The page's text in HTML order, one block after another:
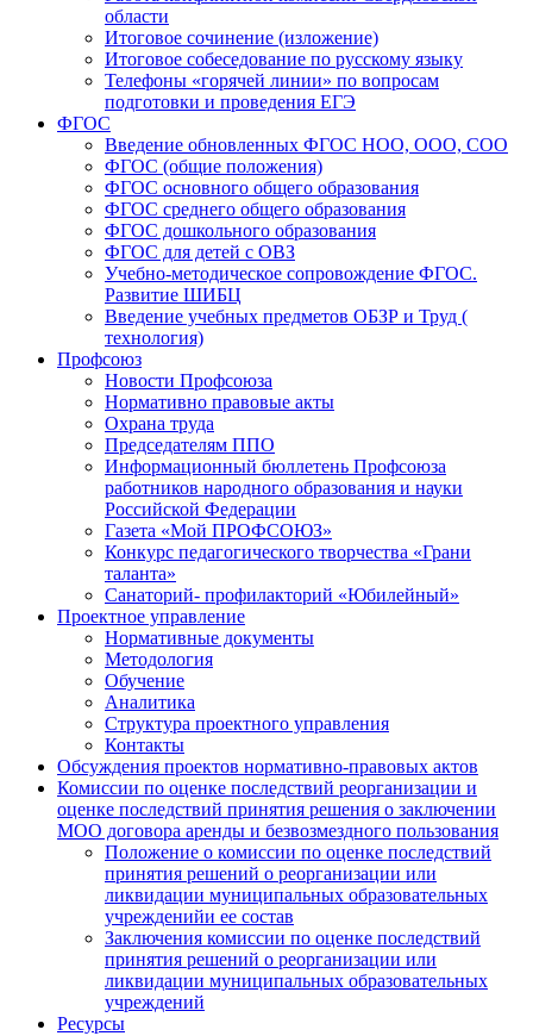
области
Итоговое сочинение (изложение)
Итоговое собеседование по русскому языку
Телефоны «горячей линии» по вопросам
подготовки и проведения ЕГЭ
ФГОС
Введение обновленных ФГОС НОО, ООО, СОО
ФГОС (общие положения)
ФГОС основного общего образования
ФГОС среднего общего образования
ФГОС дошкольного образования
ФГОС для детей с ОВЗ
Учебно-методическое сопровождение ФГОС.
Развитие ШИБЦ
Введение учебных предметов ОБЗР и Труд (
технология)
Профсоюз
Новости Профсоюза
Нормативно правовые акты
Охрана труда
Председателям ППО
Информационный бюллетень Профсоюза
работников народного образования и науки
Российской Федерации
Газета «Мой ПРОФСОЮЗ»
Конкурс педагогического творчества «Грани
таланта»
Санаторий- профилакторий «Юбилейный»
Проектное управление
Нормативные документы
Методология
Обучение
Аналитика
Структура проектного управления
Контакты
Обсуждения проектов нормативно-правовых актов
Комиссии по оценке последствий реорганизации и
оценке последствий принятия решения о заключении
МОО договора аренды и безвозмездного пользования
Положение о комиссии по оценке последствий
принятия решений о реорганизации или
ликвидации муниципальных образовательных
учрежденийи ее состав
Заключения комиссии по оценке последствий
принятия решений о реорганизации или
ликвидации муниципальных образовательных
учреждений
Ресурсы